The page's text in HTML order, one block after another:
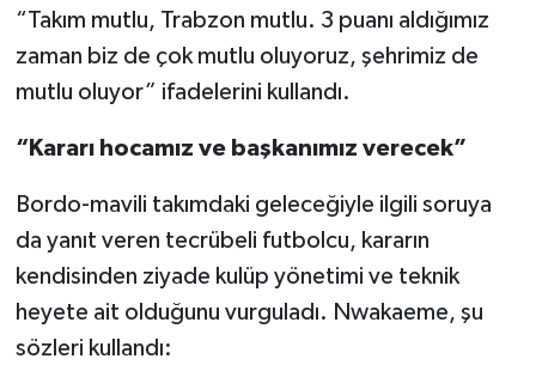
“Takım mutlu, Trabzon mutlu. 3 puanı aldığımız
zaman biz de çok mutlu oluyoruz, şehrimiz de
mutlu oluyor” ifadelerini kullandı.
“Kararı hocamız ve başkanımız verecek”
Bordo-mavili takımdaki geleceğiyle ilgili soruya
da yanıt veren tecrübeli futbolcu, kararın
kendisinden ziyade kulüp yönetimi ve teknik
heyete ait olduğunu vurguladı. Nwakaeme, şu
sözleri kullandı:
At Yarışı
Bisiklet
Güreş
Motor Sporları